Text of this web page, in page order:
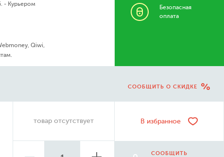
- Курьером
Qiwi,
Безопасная
оплата
СООБЩИТЬ О СКИДКЕ
товар отсутствует В избранное
СООБЩИТЬ